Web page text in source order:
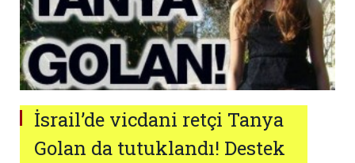
İsrail’de vicdani retçi Tanya
Golan da tutuklandı! Destek